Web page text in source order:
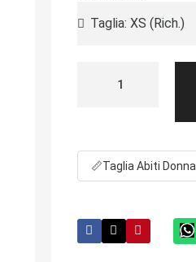
📏Taglia Abiti Donna